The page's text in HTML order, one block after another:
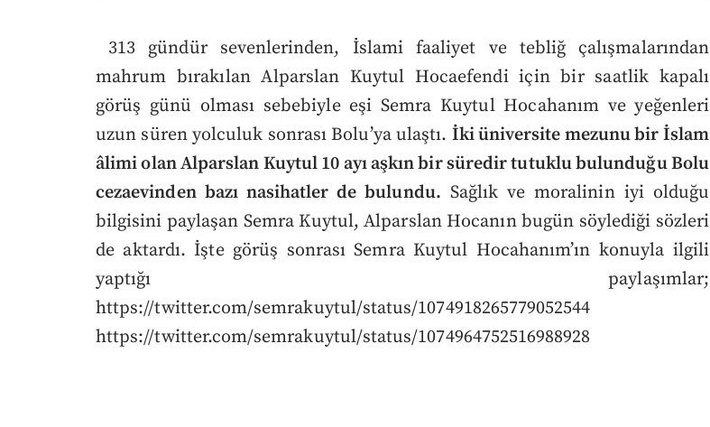
313 gündür sevenlerinden, İslami faaliyet ve tebliğ çalışmalarından
mahrum bırakılan Alparslan Kuytul Hocaefendi için bir saatlik kapalı
görüş günü olması sebebiyle eşi Semra Kuytul Hocahanım ve yeğenleri
uzun süren yolculuk sonrası Bolu’ya ulaştı. İki üniversite mezunu bir İslam
âlimi olan Alparslan Kuytul 10 ayı aşkın bir süredir tutuklu bulunduğu Bolu
cezaevinden bazı nasihatler de bulundu. Sağlık ve moralinin iyi olduğu
bilgisini paylaşan Semra Kuytul, Alparslan Hocanın bugün söylediği sözleri
de aktardı. İşte görüş sonrası Semra Kuytul Hocahanım’ın konuyla ilgili
yaptığı paylaşımlar;
https://twitter.com/semrakuytul/status/1074918265779052544
https://twitter.com/semrakuytul/status/1074964752516988928